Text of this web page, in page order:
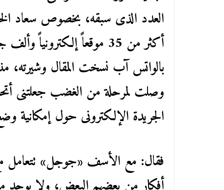
العدد الذى سبقه، بخصوص سعاد
أكثر من 35 موقعاً
بالواتس آب نسخت المقال
وصلت لمرحلة من الغضب جعلتنى
الجريدة الإلكترونى حول إمكانية
فقال: مع الأسف «جوجل» تتعامل